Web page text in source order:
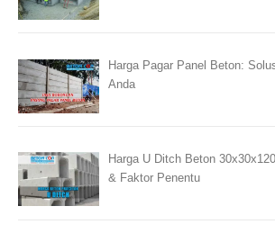
Harga Pagar Panel Beton:
Anda
Harga U Ditch Beton
& Faktor Penentu